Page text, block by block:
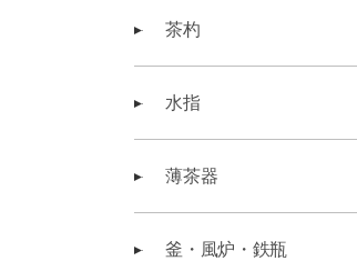
茶杓
水指
薄茶器
釜・風炉・鉄瓶